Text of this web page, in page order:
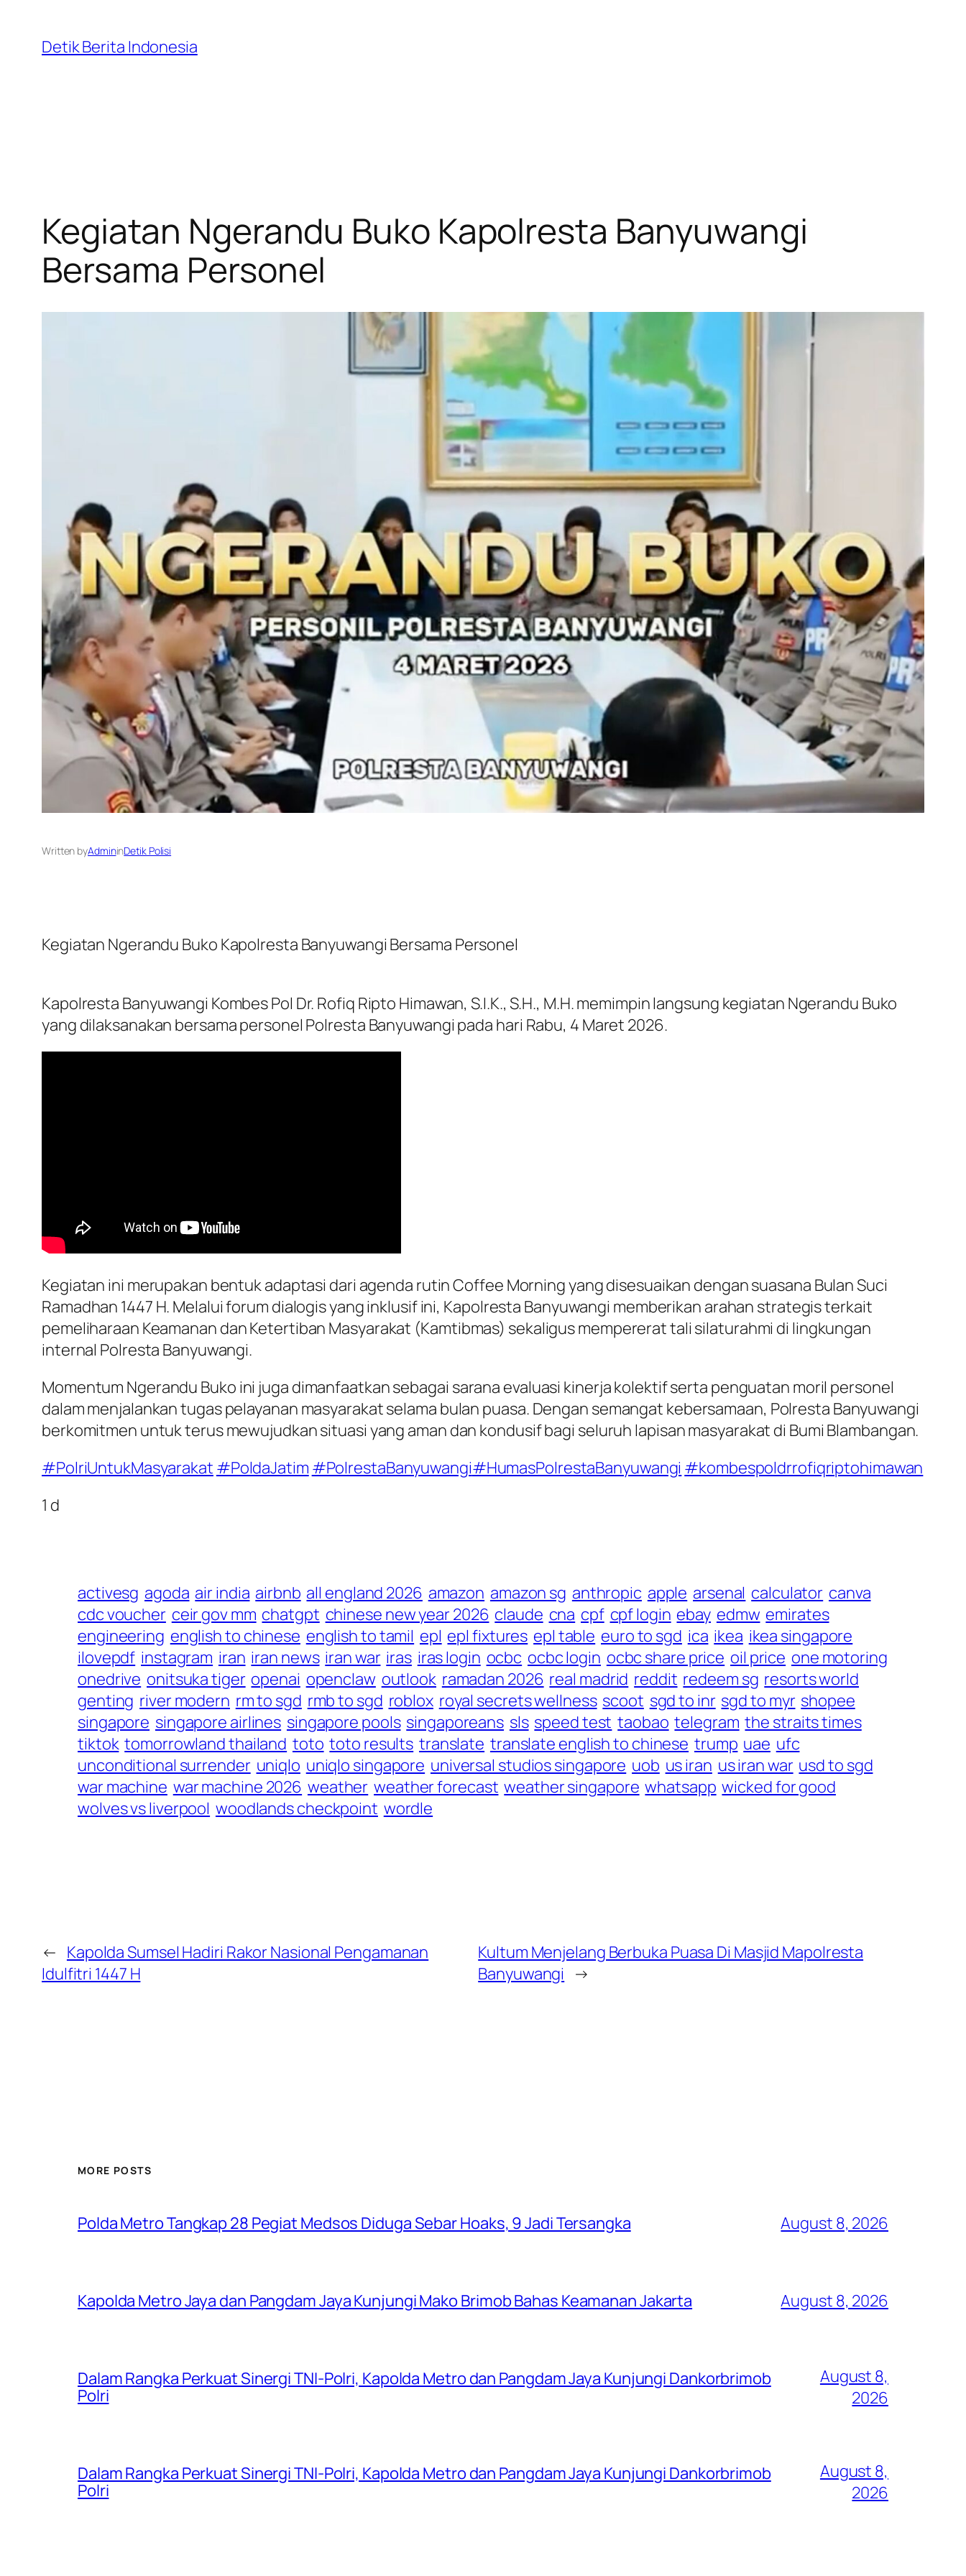
content
Detik Berita Indonesia
Kegiatan Ngerandu Buko Kapolresta Banyuwangi
Bersama Personel
Written byAdmininDetik Polisi
Kegiatan Ngerandu Buko Kapolresta Banyuwangi Bersama Personel
Kapolresta Banyuwangi Kombes Pol Dr. Rofiq Ripto Himawan, S.I.K., S.H., M.H. memimpin langsung kegiatan Ngerandu Buko
yang dilaksanakan bersama personel Polresta Banyuwangi pada hari Rabu, 4 Maret 2026.
Kegiatan ini merupakan bentuk adaptasi dari agenda rutin Coffee Morning yang disesuaikan dengan suasana Bulan Suci
Ramadhan 1447 H. Melalui forum dialogis yang inklusif ini, Kapolresta Banyuwangi memberikan arahan strategis terkait
pemeliharaan Keamanan dan Ketertiban Masyarakat (Kamtibmas) sekaligus mempererat tali silaturahmi di lingkungan
internal Polresta Banyuwangi.
Momentum Ngerandu Buko ini juga dimanfaatkan sebagai sarana evaluasi kinerja kolektif serta penguatan moril personel
dalam menjalankan tugas pelayanan masyarakat selama bulan puasa. Dengan semangat kebersamaan, Polresta Banyuwangi
berkomitmen untuk terus mewujudkan situasi yang aman dan kondusif bagi seluruh lapisan masyarakat di Bumi Blambangan.
#PolriUntukMasyarakat #PoldaJatim #PolrestaBanyuwangi#HumasPolrestaBanyuwangi #kombespoldrrofiqriptohimawan
1 d
activesg agoda air india airbnb all england 2026 amazon amazon sg anthropic apple arsenal calculator canva
cdc voucher ceir gov mm chatgpt chinese new year 2026 claude cna cpf cpf login ebay edmw emirates
engineering english to chinese english to tamil epl epl fixtures epl table euro to sgd ica ikea ikea singapore
ilovepdf instagram iran iran news iran war iras iras login ocbc ocbc login ocbc share price oil price one motoring
onedrive onitsuka tiger openai openclaw outlook ramadan 2026 real madrid reddit redeem sg resorts world
genting river modern rm to sgd rmb to sgd roblox royal secrets wellness scoot sgd to inr sgd to myr shopee
singapore singapore airlines singapore pools singaporeans sls speed test taobao telegram the straits times
tiktok tomorrowland thailand toto toto results translate translate english to chinese trump uae ufc
unconditional surrender uniqlo uniqlo singapore universal studios singapore uob us iran us iran war usd to sgd
war machine war machine 2026 weather weather forecast weather singapore whatsapp wicked for good
wolves vs liverpool woodlands checkpoint wordle
← Kapolda Sumsel Hadiri Rakor Nasional Pengamanan
Idulfitri 1447 H
Kultum Menjelang Berbuka Puasa Di Masjid Mapolresta
Banyuwangi →
MORE POSTS
Polda Metro Tangkap 28 Pegiat Medsos Diduga Sebar Hoaks, 9 Jadi Tersangka August 8, 2026
Kapolda Metro Jaya dan Pangdam Jaya Kunjungi Mako Brimob Bahas Keamanan Jakarta August 8, 2026
Dalam Rangka Perkuat Sinergi TNI-Polri, Kapolda Metro dan Pangdam Jaya Kunjungi Dankorbrimob
Polri
August 8,
2026
Dalam Rangka Perkuat Sinergi TNI-Polri, Kapolda Metro dan Pangdam Jaya Kunjungi Dankorbrimob
Polri
August 8,
2026